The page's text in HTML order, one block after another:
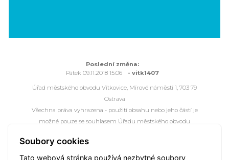
Poslední změna:
Pátek 09.11.2018 15:06
- vitk1407
Úřad městského obvodu Vítkovice, Mírové náměstí 1, 703 79
Ostrava
Všechna práva vyhrazena - použití obsahu nebo jeho částí je
možné pouze se souhlasem Úřadu městského obvodu
Webové stránky jsou ve správě společnosti
Soubory cookies
Tato webová stránka používá nezbytné soubory